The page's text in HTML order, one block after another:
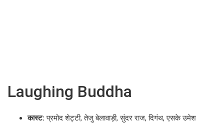
Laughing Buddha
कास्ट:प्रमोद शेट्टी, तेजु बेलावाड़ी, सुंदर राज, दिगंथ, एसके उमेश